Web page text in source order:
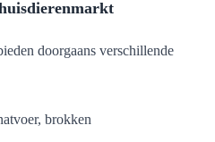
doorgaans verschillende
brokken